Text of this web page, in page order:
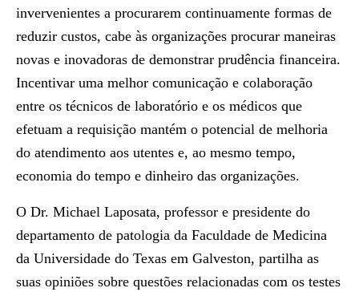
invervenientes a procurarem continuamente formas de
reduzir custos, cabe às organizações procurar maneiras
novas e inovadoras de demonstrar prudência financeira.
Incentivar uma melhor comunicação e colaboração
entre os técnicos de laboratório e os médicos que
efetuam a requisição mantém o potencial de melhoria
do atendimento aos utentes e, ao mesmo tempo,
economia do tempo e dinheiro das organizações.
O Dr. Michael Laposata, professor e presidente do
departamento de patologia da Faculdade de Medicina
da Universidade do Texas em Galveston, partilha as
suas opiniões sobre questões relacionadas com os testes